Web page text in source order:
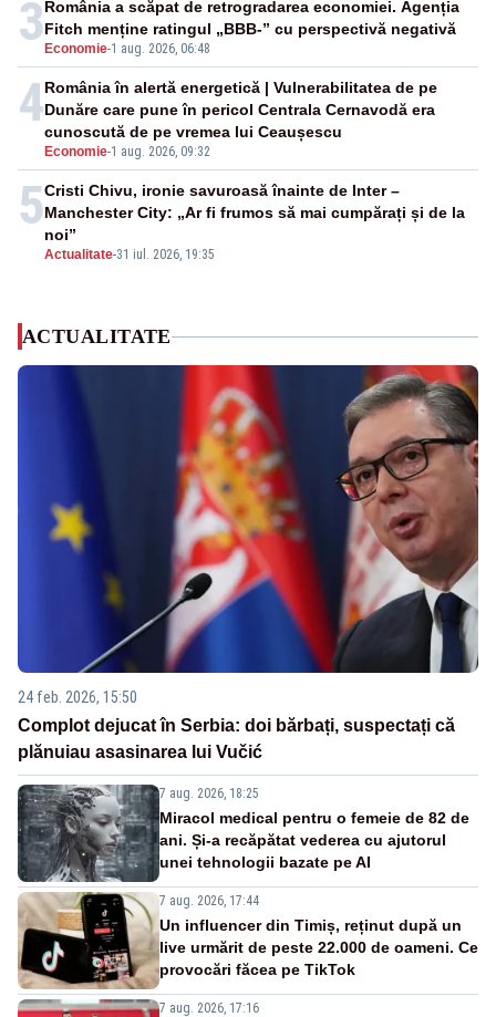
3 Economie-1 aug. 2026, 06:48
România a scăpat de retrogradarea economiei. Agenția
Fitch menține ratingul „BBB-” cu perspectivă negativă
4
Economie-1 aug. 2026, 09:32
România în alertă energetică | Vulnerabilitatea de pe
Dunăre care pune în pericol Centrala Cernavodă era
cunoscută de pe vremea lui Ceaușescu
5
Actualitate-31 iul. 2026, 19:35
Cristi Chivu, ironie savuroasă înainte de Inter –
Manchester City: „Ar fi frumos să mai cumpărați și de la
noi”
ACTUALITATE
24 feb. 2026, 15:50
Complot dejucat în Serbia: doi bărbați, suspectați că
plănuiau asasinarea lui Vučić
7 aug. 2026, 18:25
Miracol medical pentru o femeie de 82 de
ani. Și-a recăpătat vederea cu ajutorul
unei tehnologii bazate pe AI
7 aug. 2026, 17:44
Un influencer din Timiș, reținut după un
live urmărit de peste 22.000 de oameni. Ce
provocări făcea pe TikTok
7 aug. 2026, 17:16